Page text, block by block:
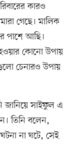
কারও
গেছে। মালিক
পাশে আছি।
কোনো উপায়
চেনারও উপায়
জানিয়ে সাইফুল এ
তিনি বলেন,
না ঘটে, সেই